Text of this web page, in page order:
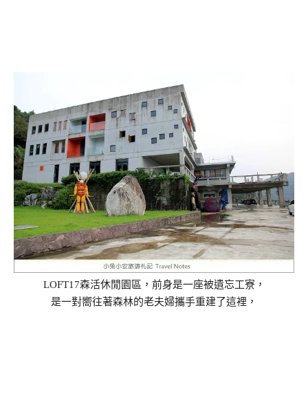
LOFT17森活休閒園區，前身是一座被遺忘工寮，
是一對嚮往著森林的老夫婦攜手重建了這裡，